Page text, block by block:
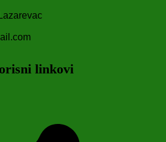
linkovi